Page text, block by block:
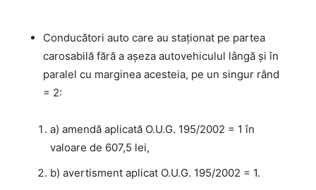
Conducători auto care au staţionat pe partea
carosabilă fără a aşeza autovehiculul lângă şi în
paralel cu marginea acesteia, pe un singur rând
= 2:
a) amendă aplicată O.U.G. 195/2002 = 1 în
valoare de 607,5 lei,
b) avertisment aplicat O.U.G. 195/2002 = 1.